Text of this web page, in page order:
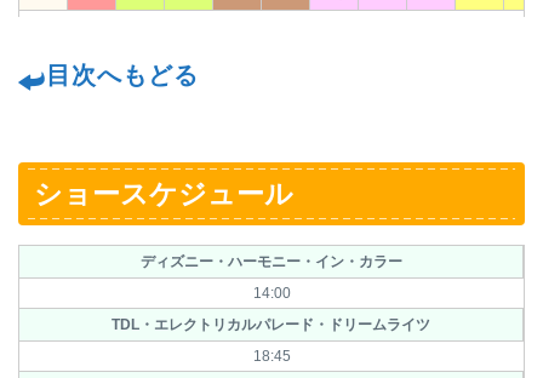
目次へもどる
ショースケジュール
ディズニー・ハーモニー・イン・カラー
14:00
TDL・エレクトリカルパレード・ドリームライツ
18:45